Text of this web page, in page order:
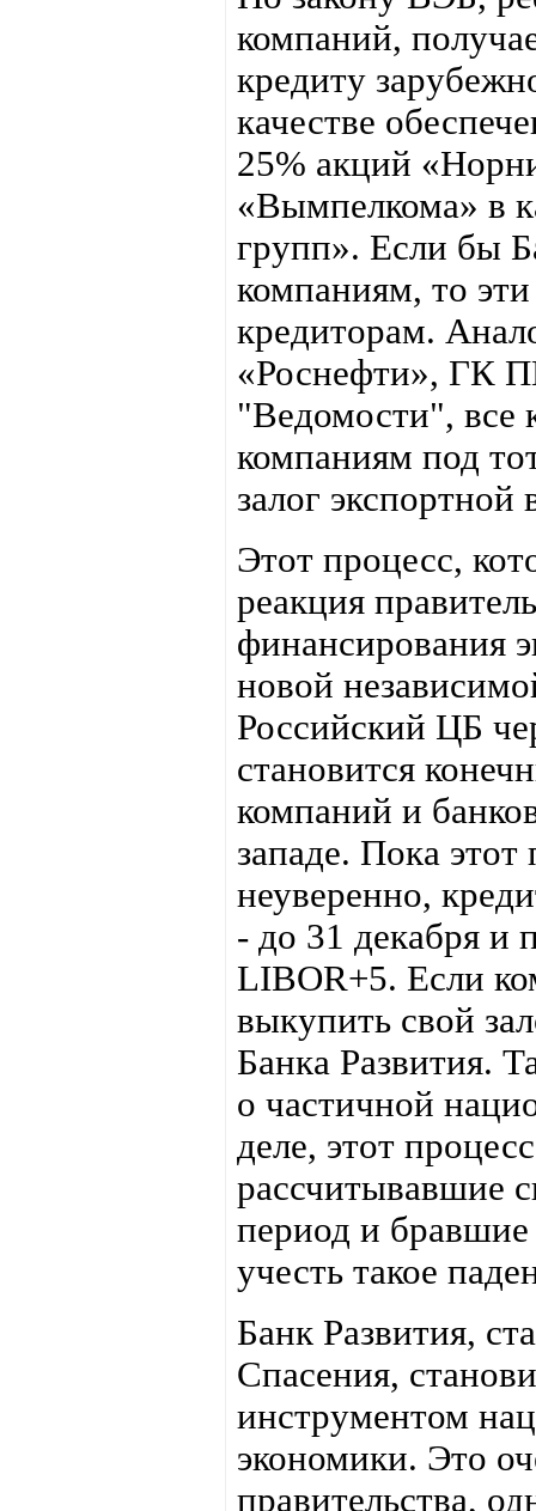
компаний,
кредиту
качестве
25% акций
«Вымпелкома» в
групп». Если бы
компаниям, то
кредиторам.
«Роснефти», ГК
"Ведомости", все
компаниям под
залог
Этот процесс,
реакция
финансирования
новой
Российский ЦБ
становится
компаний и
западе. Пока
неуверенно,
- до 31 декабря и
LIBOR+5. Если
выкупить свой
Банка Развития.
о частичной
деле, этот
рассчитывавшие
период и
учесть такое
Банк Развития,
Спасения,
инструментом
экономики. Это
правительства,